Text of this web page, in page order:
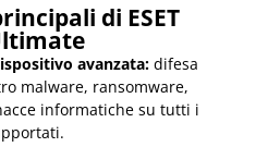
di ESET
avanzata: difesa
malware, ransomware,
informatiche su tutti i